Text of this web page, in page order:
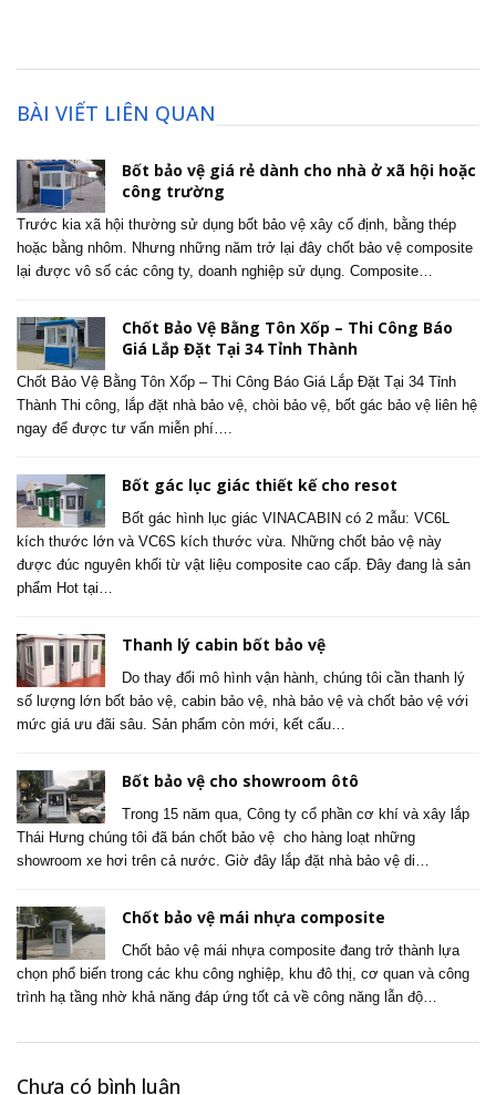
BÀI VIẾT LIÊN QUAN
Bốt bảo vệ giá rẻ dành cho nhà ở xã hội hoặc
công trường
Trước kia xã hội thường sử dụng bốt bảo vệ xây cố định, bằng thép
hoặc bằng nhôm. Nhưng những năm trở lại đây chốt bảo vệ composite
lại được vô số các công ty, doanh nghiệp sử dụng. Composite…
Chốt Bảo Vệ Bằng Tôn Xốp – Thi Công Báo
Giá Lắp Đặt Tại 34 Tỉnh Thành
Chốt Bảo Vệ Bằng Tôn Xốp – Thi Công Báo Giá Lắp Đặt Tại 34 Tỉnh
Thành Thi công, lắp đặt nhà bảo vệ, chòi bảo vệ, bốt gác bảo vệ liên hệ
ngay để được tư vấn miễn phí….
Bốt gác lục giác thiết kế cho resot
Bốt gác hình lục giác VINACABIN có 2 mẫu: VC6L
kích thước lớn và VC6S kích thước vừa. Những chốt bảo vệ này
được đúc nguyên khối từ vật liệu composite cao cấp. Đây đang là sản
phẩm Hot tại…
Thanh lý cabin bốt bảo vệ
Do thay đổi mô hình vận hành, chúng tôi cần thanh lý
số lượng lớn bốt bảo vệ, cabin bảo vệ, nhà bảo vệ và chốt bảo vệ với
mức giá ưu đãi sâu. Sản phẩm còn mới, kết cấu…
Bốt bảo vệ cho showroom ôtô
Trong 15 năm qua, Công ty cổ phần cơ khí và xây lắp
Thái Hưng chúng tôi đã bán chốt bảo vệ cho hàng loạt những
showroom xe hơi trên cả nước. Giờ đây lắp đặt nhà bảo vệ di…
Chốt bảo vệ mái nhựa composite
Chốt bảo vệ mái nhựa composite đang trở thành lựa
chọn phổ biến trong các khu công nghiệp, khu đô thị, cơ quan và công
trình hạ tầng nhờ khả năng đáp ứng tốt cả về công năng lẫn độ…
Chưa có bình luận